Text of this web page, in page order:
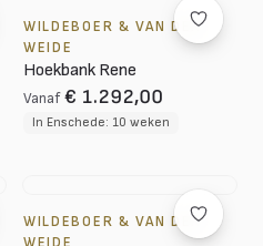
WILDEBOER & VAN DER
WEIDE
Hoekbank Rene
Vanaf € 1.292,00
In Enschede: 10 weken
WILDEBOER & VAN DER